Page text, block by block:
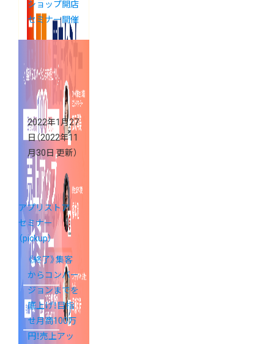
ショップ開店
セミナー開催
2022年1月27
日（2022年11
月30日 更新）
アプリストア
セミナー
（pickup）
《終了》集客
からコンバー
ジョンまでを
底上げ！目指
せ月商100万
円！売上アッ